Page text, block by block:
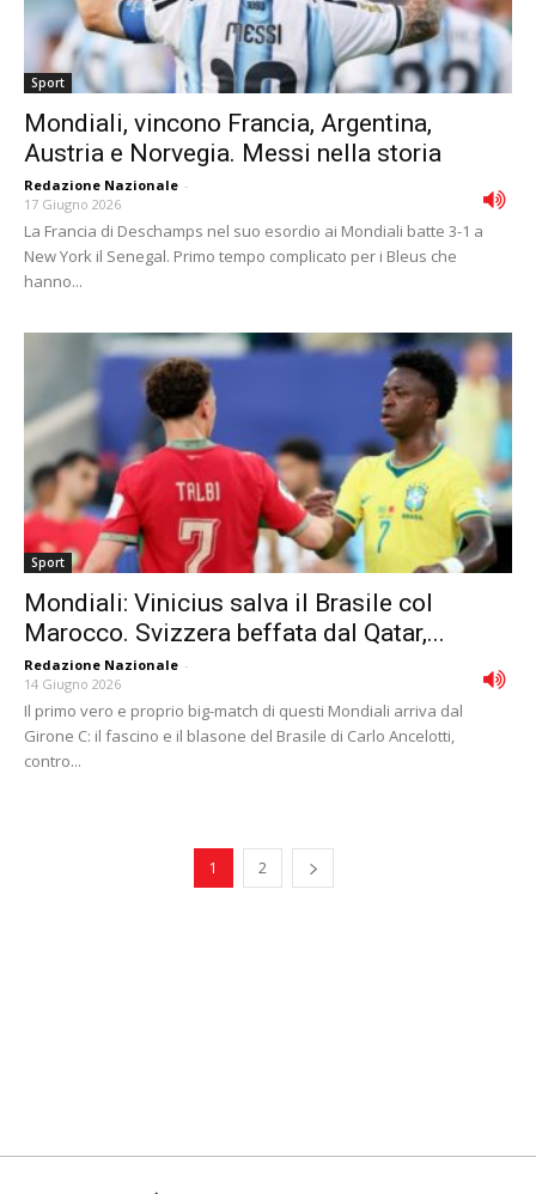
Sport
Mondiali, vincono Francia, Argentina,
Austria e Norvegia. Messi nella storia
Redazione Nazionale -
17 Giugno 2026
La Francia di Deschamps nel suo esordio ai Mondiali batte 3-1 a
New York il Senegal. Primo tempo complicato per i Bleus che
hanno...
Sport
Mondiali: Vinicius salva il Brasile col
Marocco. Svizzera beffata dal Qatar,...
Redazione Nazionale -
14 Giugno 2026
Il primo vero e proprio big-match di questi Mondiali arriva dal
Girone C: il fascino e il blasone del Brasile di Carlo Ancelotti,
contro...
1 2